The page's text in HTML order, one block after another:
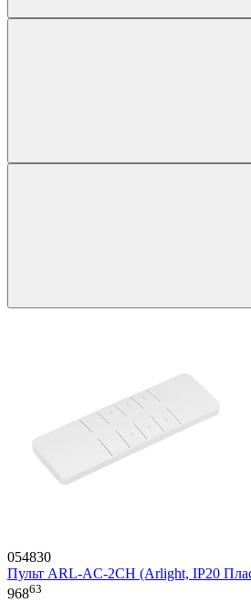
054830
Пульт ARL-AC-2CH (Arlight, IP20
96863